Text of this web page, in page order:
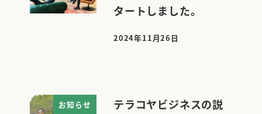
タートしました。
投稿日
2024年11月26日
お知らせ
テラコヤビジネスの説